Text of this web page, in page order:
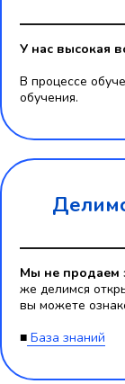
У нас высокая
В процессе
обучения.
Мы не продаем
же делимся
вы можете
■ База знаний